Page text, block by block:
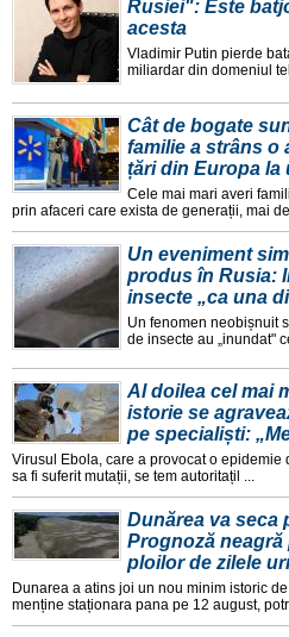
Rusiei": Este
acesta
Vladimir Putin pierde
miliardar din domeniul
Cât de bogate
familie a strâns o
țări din Europa la
Cele mai mari averi
prin afaceri care exista de generații, mai
Un eveniment
produs în Rusia:
insecte „ca una
Un fenomen neobișnuit
de insecte au „inundat"
Al doilea cel mai
istorie se
pe specialiști:
Virusul Ebola, care a provocat o
sa fi suferit mutații, se tem autoritațil ...
Dunărea va seca
Prognoză
ploilor de zilele
Dunarea a atins joi un nou minim istoric
menține staționara pana pe 12 august,